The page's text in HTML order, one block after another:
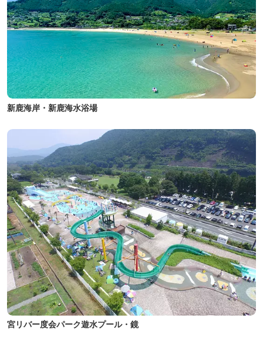
新鹿海岸・新鹿海水浴場
宮リバー度会パーク遊水プール・鏡